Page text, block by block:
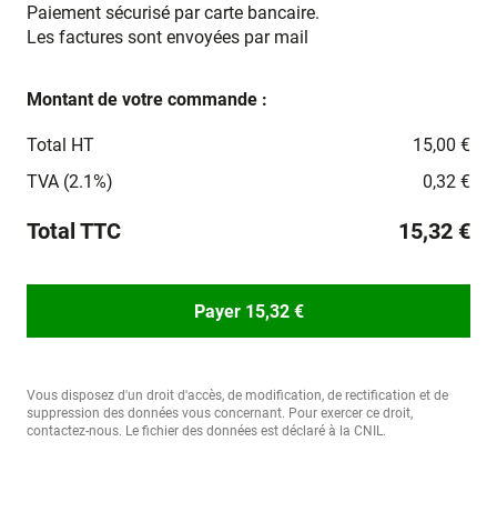
Paiement sécurisé par carte bancaire.
Les factures sont envoyées par mail
Montant de votre commande :
Total HT
15,00 €
TVA (2.1%)
0,32 €
Total TTC 15,32 €
Payer 15,32 €
Vous disposez d'un droit d'accès, de modification, de rectification et de
suppression des données vous concernant. Pour exercer ce droit,
contactez-nous. Le fichier des données est déclaré à la CNIL.